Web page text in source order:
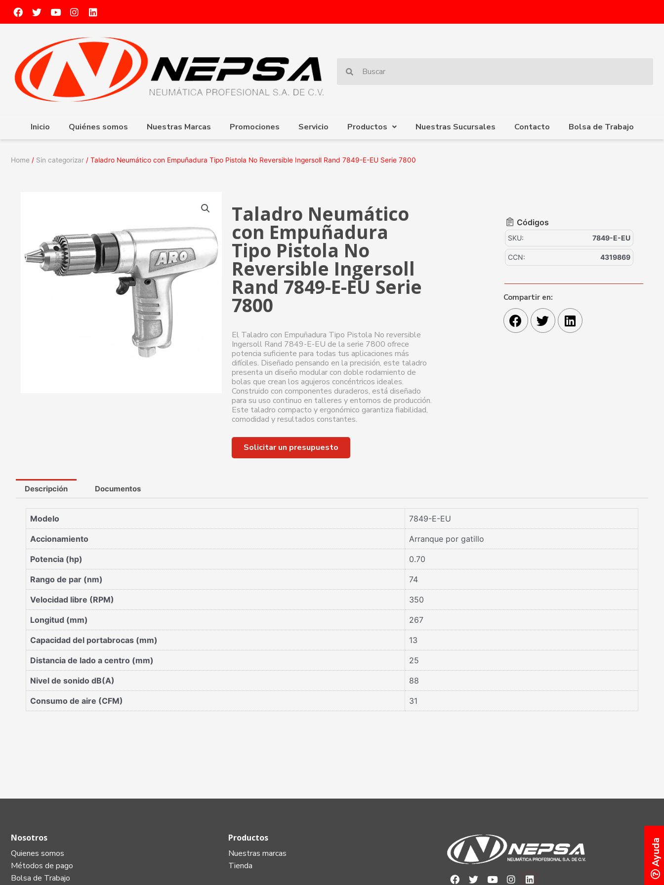
Inicio Quiénes somos Nuestras Marcas Promociones Servicio Productos Nuestras Sucursales Contacto Bolsa de Trabajo
Home / Sin categorizar / Taladro Neumático con Empuñadura Tipo Pistola No Reversible Ingersoll Rand 7849-E-EU Serie 7800
Ayuda
Taladro Neumático
con Empuñadura
Tipo Pistola No
Reversible Ingersoll
Rand 7849-E-EU Serie
7800
El Taladro con Empuñadura Tipo Pistola No reversible
Ingersoll Rand 7849-E-EU de la serie 7800 ofrece
potencia suficiente para todas tus aplicaciones más
difíciles. Diseñado pensando en la precisión, este taladro
presenta un diseño modular con doble rodamiento de
bolas que crean los agujeros concéntricos ideales.
Construido con componentes duraderos, está diseñado
para su uso continuo en talleres y entornos de producción.
Este taladro compacto y ergonómico garantiza fiabilidad,
comodidad y resultados constantes.
Solicitar un presupuesto
Códigos
SKU: 7849-E-EU
CCN: 4319869
Compartir en:
Descripción Documentos
Modelo 7849-E-EU
Accionamiento Arranque por gatillo
Potencia (hp) 0.70
Rango de par (nm) 74
Velocidad libre (RPM) 350
Longitud (mm) 267
Capacidad del portabrocas (mm) 13
Distancia de lado a centro (mm) 25
Nivel de sonido dB(A) 88
Consumo de aire (CFM) 31
Nosotros
Quienes somos
Métodos de pago
Bolsa de Trabajo
Productos
Nuestras marcas
Tienda